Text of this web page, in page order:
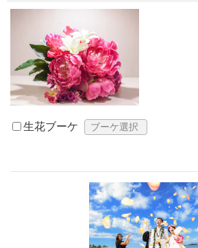
生花ブーケ ブーケ選択